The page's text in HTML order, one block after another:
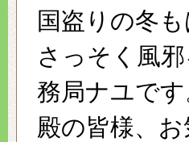
国盗りの冬も
さっそく風
務局ナユです
殿の皆様、